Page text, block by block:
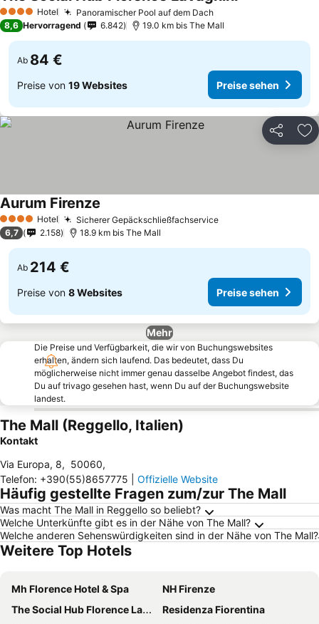
4 Sterne Hotel Panoramischer Pool auf dem DachPreise sehen
Preise sehen
8,6 Hervorragend 6.842 19.0 km bis The Mall
Ab 84 €
Preise von 19 Websites Preise sehen
Teilen
4 Sterne Hotel Sicherer GepäckschließfachservicePreise sehen
Aurum Firenze
6,7 2.158 18.9 km bis The Mall
Ab 214 €
Preise von 8 Websites Preise sehen
Mehr
Die Preise und Verfügbarkeit, die wir von Buchungswebsites
erhalten, ändern sich laufend. Das bedeutet, dass Du
möglicherweise nicht immer genau dasselbe Angebot findest, das
Du auf trivago gesehen hast, wenn Du auf der Buchungswebsite
landest.
The Mall (Reggello, Italien)
Kontakt
Via Europa, 8, 50060,
Telefon: +390(55)8657775 Offizielle Website
Häufig gestellte Fragen zum/zur The Mall
Was macht The Mall in Reggello so beliebt?
Welche Unterkünfte gibt es in der Nähe von The Mall?
Welche anderen Sehenswürdigkeiten sind in der Nähe von The Mall?
Weitere Top Hotels
Mh Florence Hotel & Spa
NH Firenze
The Social Hub Florence Lavagnini
Residenza Fiorentina